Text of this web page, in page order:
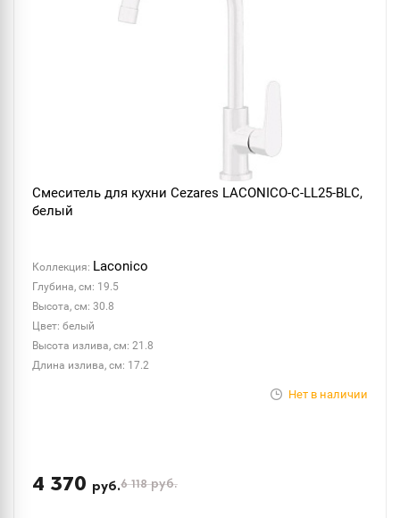
Смеситель для кухни Cezares LACONICO-C-LL25-BLC,
белый
Коллекция: Laconico
Глубина, см: 19.5
Высота, см: 30.8
Цвет: белый
Высота излива, см: 21.8
Длина излива, см: 17.2
Нет в наличии
4 370 руб.6 118руб.